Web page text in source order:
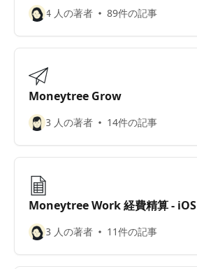
4 人の著者 89件の記事
Moneytree Grow
3 人の著者 14件の記事
Moneytree Work 経費精算 - iOS
3 人の著者 11件の記事